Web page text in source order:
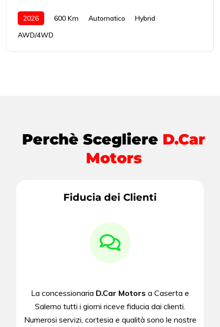
2026 600 Km Automatico
Hybrid
AWD/4WD
Perchè Scegliere D.Car
Motors
Fiducia dei Clienti
La concessionaria D.Car Motors a Caserta e
Salerno tutti i giorni riceve fiducia dai clienti.
Numerosi servizi, cortesia e qualità sono le nostre